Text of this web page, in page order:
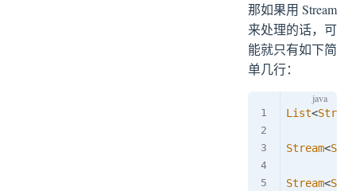
那如果用 Stream
来处理的话，可
能就只有如下简
单几行：
List<String
Stream<
Stream<